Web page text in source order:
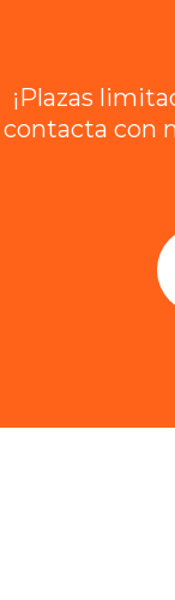
¡Plazas
contacta con